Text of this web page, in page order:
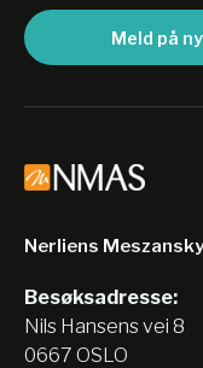
Meld på
Nerliens
Besøksadresse:
Nils Hansens vei 8
0667 OSLO